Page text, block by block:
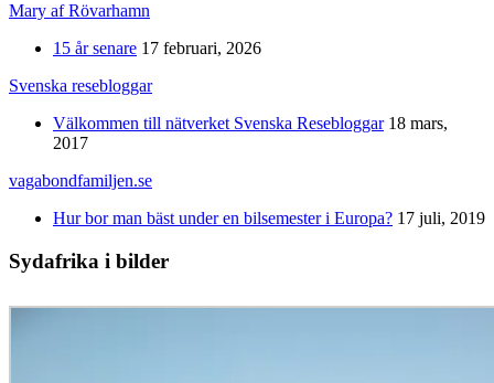
Mary af Rövarhamn
15 år senare 17 februari, 2026
Svenska resebloggar
Välkommen till nätverket Svenska Resebloggar 18 mars,
2017
vagabondfamiljen.se
Hur bor man bäst under en bilsemester i Europa? 17 juli, 2019
Sydafrika i bilder